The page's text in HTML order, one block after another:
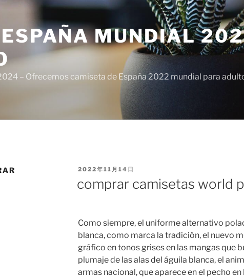
MUNDIAL
– Ofrecemos camiseta de España 2022 mundial para
PUBLICADO
2022年11月14日
comprar camisetas world
Como siempre, el uniforme alternativo
blanca, como marca la tradición, el nuevo
gráfico en tonos grises en las mangas que
plumaje de las alas del águila blanca, el
armas nacional, que aparece en el pecho